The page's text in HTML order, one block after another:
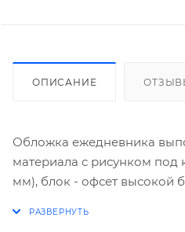
ОПИСАНИЕ
Обложка ежедневника
материала с рисунком под
мм), блок - офсет высокой